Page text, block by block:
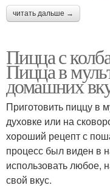
читать дальше →
Пицца с
Пицца в
домашних
Приготовить пиццу в
духовке или на
хороший рецепт с
процесс был виден в
использовать любое,
свой вкус.